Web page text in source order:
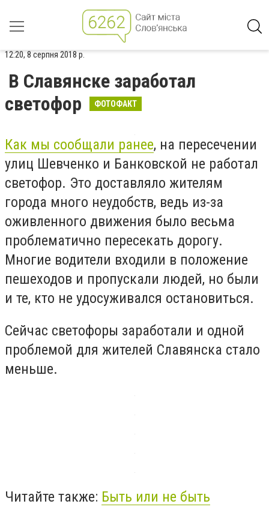
12:20, 8 серпня 2018 р.
В Славянске заработал
светофор
ФОТОФАКТ
Как мы сообщали ранее, на пересечении
улиц Шевченко и Банковской не работал
светофор. Это доставляло жителям
города много неудобств, ведь из-за
оживленного движения было весьма
проблематично пересекать дорогу.
Многие водители входили в положение
пешеходов и пропускали людей, но были
и те, кто не удосуживался остановиться.
Сейчас светофоры заработали и одной
проблемой для жителей Славянска стало
меньше.
Читайте также: Быть или не быть